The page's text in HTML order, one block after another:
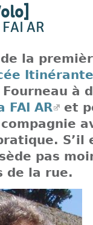
AR
la
à
FAI AR
et
S’il
pas
de la rue.